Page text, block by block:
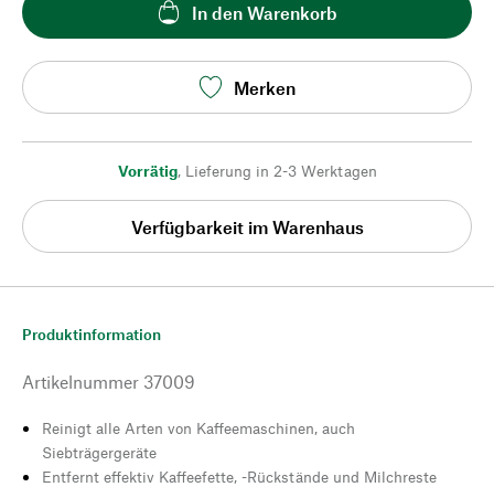
In den Warenkorb
Merken
Vorrätig, Lieferung in 2-3 Werktagen
Verfügbarkeit im Warenhaus
Produktinformation
Artikelnummer 37009
Reinigt alle Arten von Kaffeemaschinen, auch
Siebträgergeräte
Entfernt effektiv Kaffeefette, -Rückstände und Milchreste